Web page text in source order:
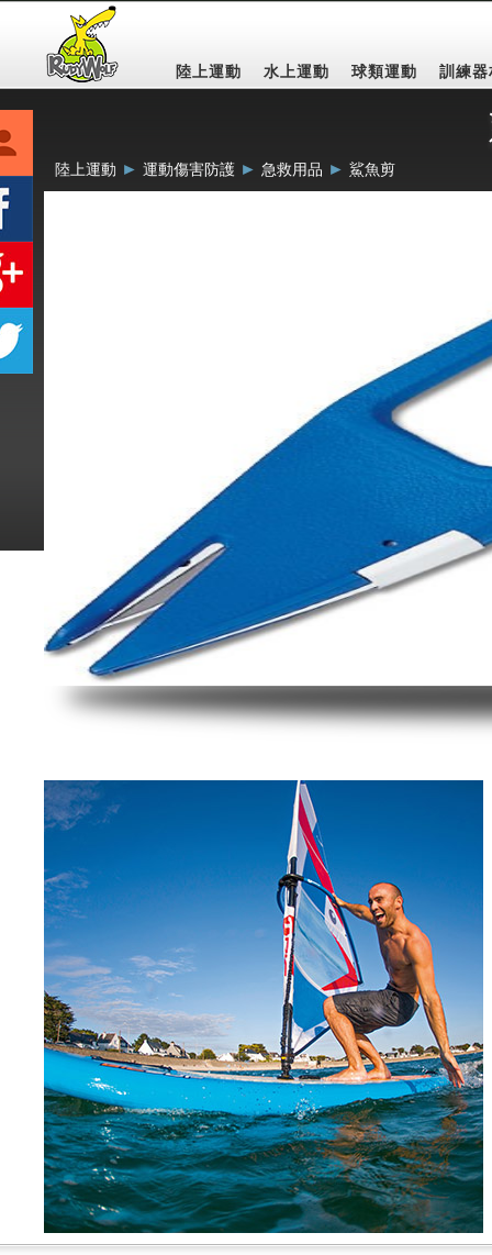
陸上運動 水上運動 球類運動 訓練
陸上運動 ► 運動傷害防護 ► 急救用品 ► 鯊魚剪